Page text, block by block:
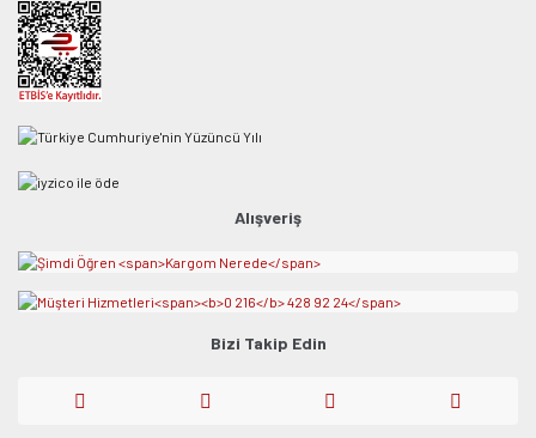
Alışveriş
Bizi Takip Edin